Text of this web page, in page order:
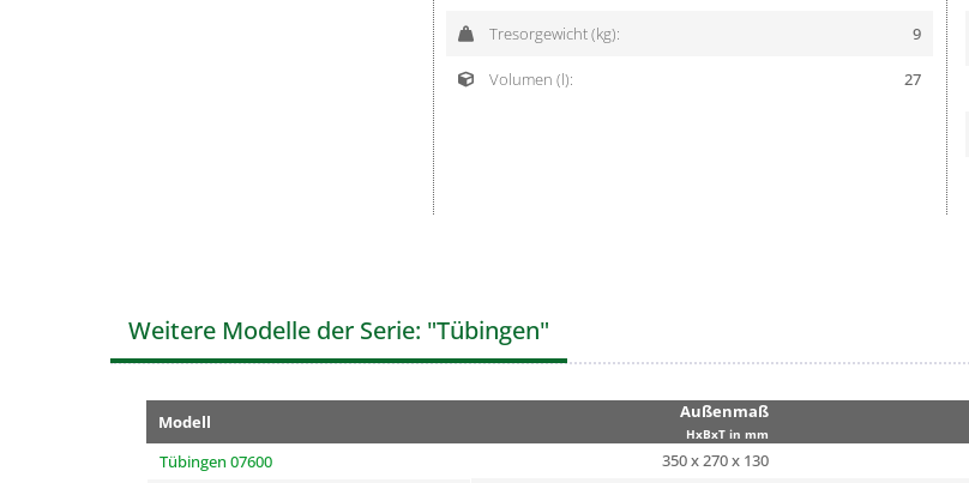
Tresorgewicht (kg): 9
Volumen (l): 27
Weitere Modelle der Serie: "Tübingen"
Modell Außenmaß
HxBxT in mm
Tübingen 07600 350 x 270 x 130